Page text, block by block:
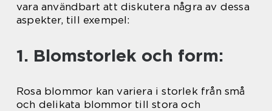
vara användbart att diskutera några av dessa
aspekter, till exempel:
1. Blomstorlek och form:
Rosa blommor kan variera i storlek från små
och delikata blommor till stora och